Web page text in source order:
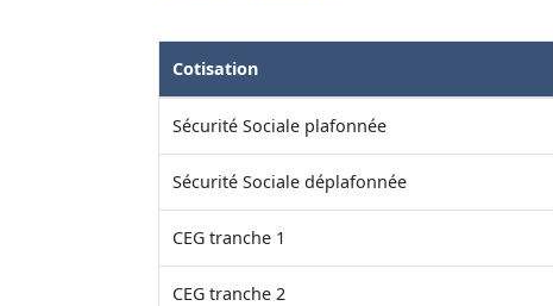
Cotisation
Sécurité Sociale plafonnée
Sécurité Sociale déplafonnée
CEG tranche 1
CEG tranche 2